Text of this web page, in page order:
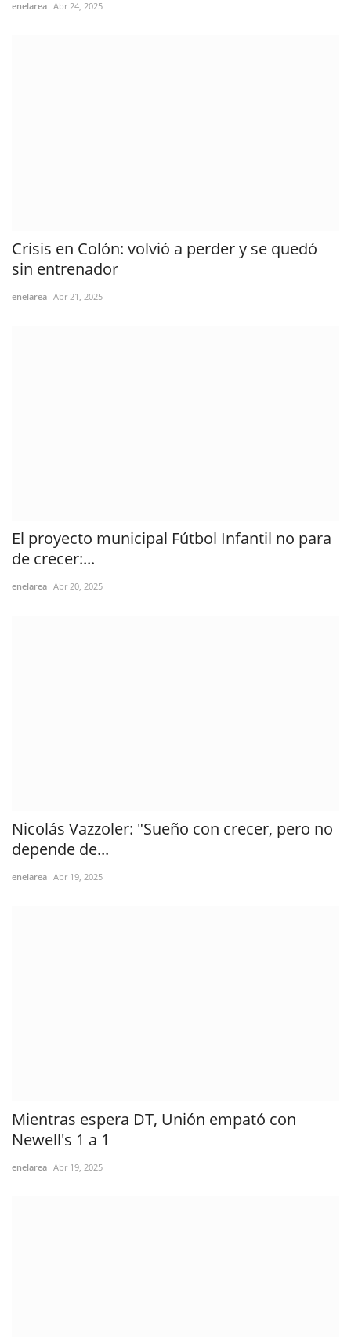
enelarea Abr 24, 2025
Crisis en Colón: volvió a perder y se quedó
sin entrenador
enelarea Abr 21, 2025
El proyecto municipal Fútbol Infantil no para
de crecer:...
enelarea Abr 20, 2025
Nicolás Vazzoler: "Sueño con crecer, pero no
depende de...
enelarea Abr 19, 2025
Mientras espera DT, Unión empató con
Newell's 1 a 1
enelarea Abr 19, 2025